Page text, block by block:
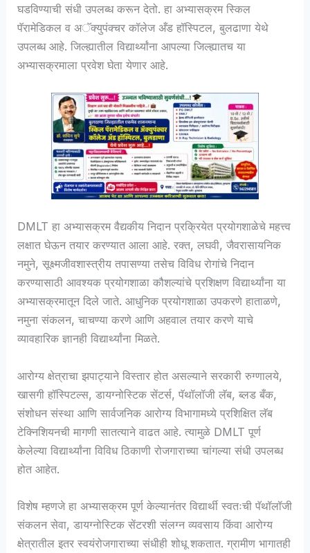
घडविण्याची संधी उपलब्ध करून देतो. हा अभ्यासक्रम स्किल
पॅरामेडिकल व अॅक्युपंक्चर कॉलेज अँड हॉस्पिटल, बुलढाणा येथे
उपलब्ध आहे. जिल्ह्यातील विद्यार्थ्यांना आपल्या जिल्ह्यातच या
अभ्यासक्रमाला प्रवेश घेता येणार आहे.
DMLT हा अभ्यासक्रम वैद्यकीय निदान प्रक्रियेत प्रयोगशाळेचे महत्त्व
लक्षात घेऊन तयार करण्यात आला आहे. रक्त, लघवी, जैवरासायनिक
नमुने, सूक्ष्मजीवशास्त्रीय तपासण्या तसेच विविध रोगांचे निदान
करण्यासाठी आवश्यक प्रयोगशाळा कौशल्यांचे प्रशिक्षण विद्यार्थ्यांना या
अभ्यासक्रमातून दिले जाते. आधुनिक प्रयोगशाळा उपकरणे हाताळणे,
नमुना संकलन, चाचण्या करणे आणि अहवाल तयार करणे याचे
व्यावहारिक ज्ञानही विद्यार्थ्यांना मिळते.
आरोग्य क्षेत्राचा झपाट्याने विस्तार होत असल्याने सरकारी रुग्णालये,
खासगी हॉस्पिटल्स, डायग्नोस्टिक सेंटर्स, पॅथॉलॉजी लॅब, ब्लड बँक,
संशोधन संस्था आणि सार्वजनिक आरोग्य विभागामध्ये प्रशिक्षित लॅब
टेक्निशियनची मागणी सातत्याने वाढत आहे. त्यामुळे DMLT पूर्ण
केलेल्या विद्यार्थ्यांना विविध ठिकाणी रोजगाराच्या चांगल्या संधी उपलब्ध
होत आहेत.
विशेष म्हणजे हा अभ्यासक्रम पूर्ण केल्यानंतर विद्यार्थी स्वतःची पॅथॉलॉजी
संकलन सेवा, डायग्नोस्टिक सेंटरशी संलग्न व्यवसाय किंवा आरोग्य
क्षेत्रातील इतर स्वयंरोजगाराच्या संधीही शोधू शकतात. ग्रामीण भागातही